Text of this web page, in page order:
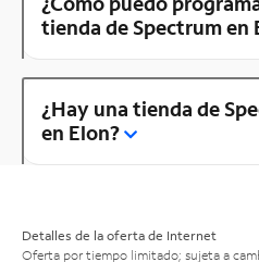
tienda de Spectrum en
¿Hay una tienda de
en Elon?
Detalles de la oferta de Internet
Oferta por tiempo limitado; sujeta a